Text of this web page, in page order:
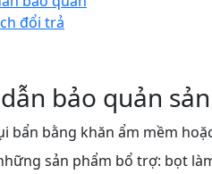
đổi trả
bảo quản
bẩn bằng khăn ẩm mềm
sản phẩm bổ trợ: bọt